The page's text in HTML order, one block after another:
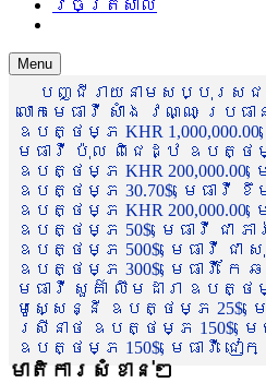
វិចិត្រសាល
Menu
បញ្ជីរាយនាមសប្បុរសជន
លោកមេធាវី សាំង វណ្ណៈ ប្រ
ឧបត្ថម្ភ KHR
មេធាវី ប៉ុល ពិជេដ្ឋ ឧបត្ថម្ភ
ឧបត្ថម្ភ KHR 200,000.00,
ឧបត្ថម្ភ 30.70$, មេធាវី
ឧបត្ថម្ភ KHR
ឧបត្ថម្ភ 50$, មេធាវី ជា
ឧបត្ថម្ភ 500$, មេធាវី ជ
ឧបត្ថម្ភ 300$, មេធាវី កែ
មេធាវី សួគ៌ា លឹមដារា ឧបត្ថ
មូសេ្សន្នី ឧបត្ថម្ភ 25$, ម
ស្រីនាថ ឧបត្ថម្ភ 150$, មេ
ឧបត្ថម្ភ 150$, មេធាវី ជ
មាតិការសំខាន់ៗ